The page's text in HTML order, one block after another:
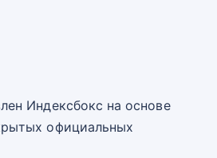
Индексбокс на основе
официальных